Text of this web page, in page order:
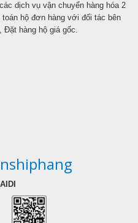
dịch vụ vận chuyển hàng hóa 2
hộ đơn hàng với đối tác bên
Đặt hàng hộ giá gốc.